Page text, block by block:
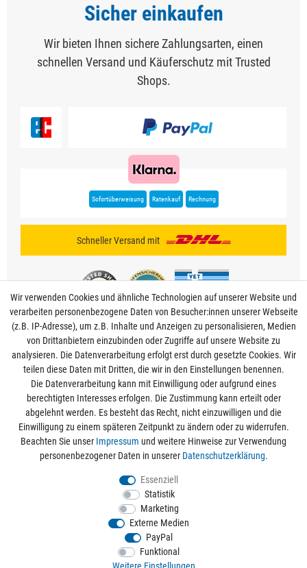
Sicher einkaufen
Wir bieten Ihnen sichere Zahlungsarten, einen
schnellen Versand und Käuferschutz mit Trusted
Shops.
Sofortüberweisung Ratenkauf Rechnung
Schneller Versand mit
Mein Konto
Informationen
Rechtliche Angaben
Alle Preise sind inkl. der gesetzlichen Mehrwertsteuer und zzgl.
Kostenloser Versand ab 50€ Bestellwert nur innerhalb Deutschlands.
© 2026 aquaristikwelt24. Alle Rechte vorbehalten. Powered by
Wir verwenden Cookies und ähnliche Technologien auf unserer Website und
verarbeiten personenbezogene Daten von Besucher:innen unserer Webseite
(z.B. IP-Adresse), um z.B. Inhalte und Anzeigen zu personalisieren, Medien
von Drittanbietern einzubinden oder Zugriffe auf unsere Website zu
analysieren. Die Datenverarbeitung erfolgt erst durch gesetzte Cookies. Wir
teilen diese Daten mit Dritten, die wir in den Einstellungen benennen.
Die Datenverarbeitung kann mit Einwilligung oder aufgrund eines
berechtigten Interesses erfolgen. Die Zustimmung kann erteilt oder
abgelehnt werden. Es besteht das Recht, nicht einzuwilligen und die
Einwilligung zu einem späteren Zeitpunkt zu ändern oder zu widerrufen.
Beachten Sie unser Impressum und weitere Hinweise zur Verwendung
personenbezogener Daten in unserer Daten­schutz­erklärung.
Essenziell
Statistik
Marketing
Externe Medien
PayPal
Funktional